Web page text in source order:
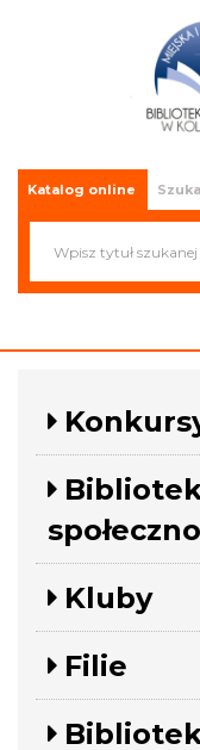
Miejska i
Publiczna w
Katalog online
Kluby
Filie